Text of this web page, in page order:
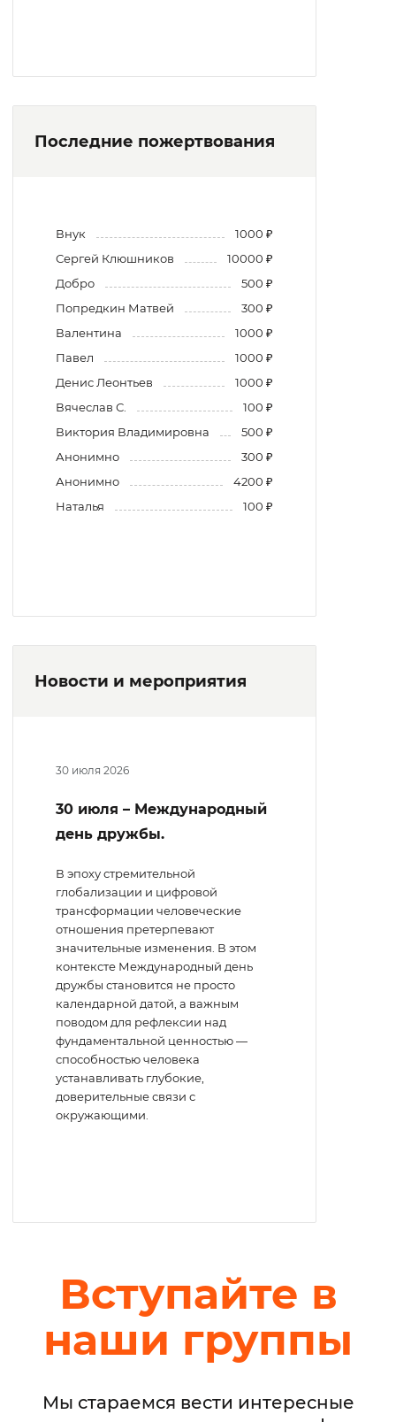
Последние пожертвования
Внук
1000 ₽
Сергей Клюшников
10000 ₽
Добро
500 ₽
Попредкин Матвей
300 ₽
Валентина
1000 ₽
Павел
1000 ₽
Денис Леонтьев
1000 ₽
Вячеслав С.
100 ₽
Виктория Владимировна
500 ₽
Анонимно
300 ₽
Анонимно
4200 ₽
Наталья
100 ₽
Новости и мероприятия
30 июля 2026
30 июля – Международный
день дружбы.
В эпоху стремительной
глобализации и цифровой
трансформации человеческие
отношения претерпевают
значительные изменения. В этом
контексте Международный день
дружбы становится не просто
календарной датой, а важным
поводом для рефлексии над
фундаментальной ценностью —
способностью человека
устанавливать глубокие,
доверительные связи с
окружающими.
Вступайте в
наши группы
Мы стараемся вести интересные